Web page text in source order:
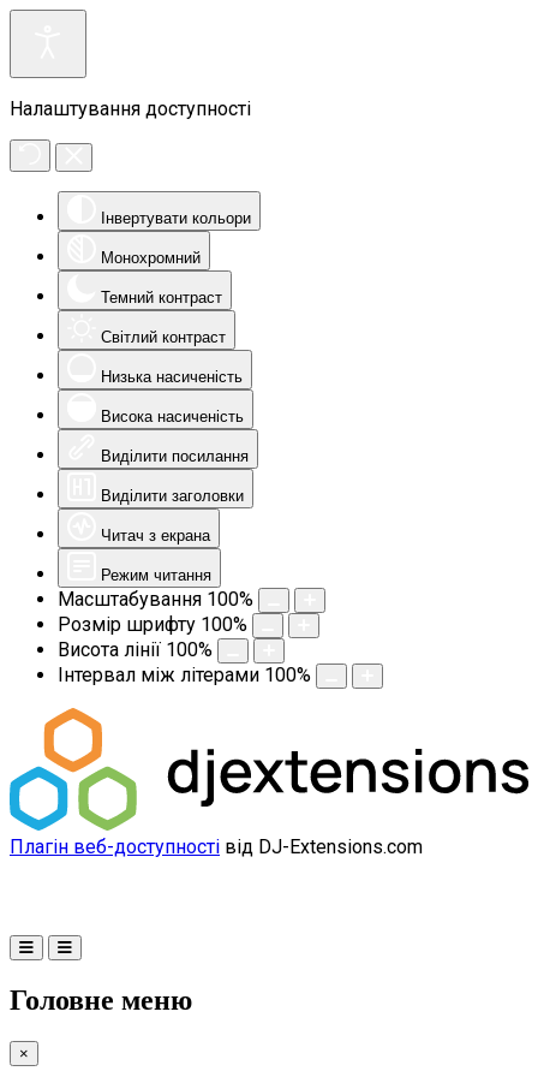
Налаштування доступності
Інвертувати кольори
Монохромний
Темний контраст
Світлий контраст
Низька насиченість
Висока насиченість
Виділити посилання
Виділити заголовки
Читач з екрана
Режим читання
Масштабування 100%
Розмір шрифту 100%
Висота лінії 100%
Інтервал між літерами 100%
Плагін веб-доступності від DJ-Extensions.com
Головне меню
×